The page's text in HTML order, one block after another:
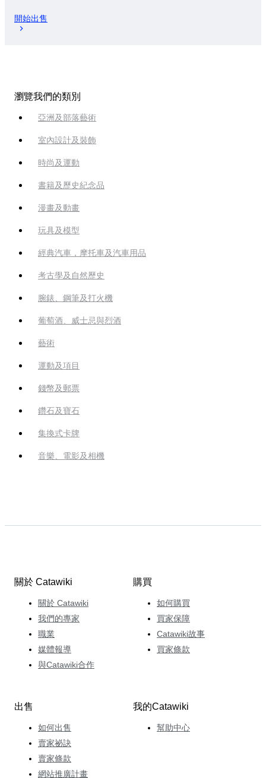
開始出售
瀏覽我們的類別
亞洲及部落藝術
室內設計及裝飾
時尚及運動
書籍及歷史紀念品
漫畫及動畫
玩具及模型
經典汽車，摩托車及汽車用品
考古學及自然歷史
腕錶、鋼筆及打火機
葡萄酒、威士忌與烈酒
藝術
運動及項目
錢幣及郵票
鑽石及寶石
集換式卡牌
音樂、電影及相機
關於 Catawiki
關於 Catawiki
我們的專家
職業
媒體報導
與Catawiki合作
購買
如何購買
買家保障
Catawiki故事
買家條款
出售
如何出售
賣家祕訣
賣家條款
網站推廣計畫
我的Catawiki
幫助中心